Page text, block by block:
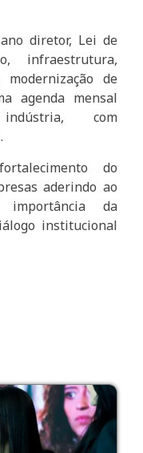
diretor, Lei de
infraestrutura,
modernização de
agenda mensal
com
do
aderindo ao
importância da
institucional